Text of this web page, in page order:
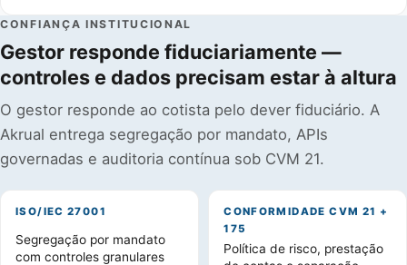
CONFIANÇA INSTITUCIONAL
Gestor responde fiduciariamente —
controles e dados precisam estar à altura
O gestor responde ao cotista pelo dever fiduciário. A
Akrual entrega segregação por mandato, APIs
governadas e auditoria contínua sob CVM 21.
ISO/IEC 27001
Segregação por mandato
com controles granulares
CONFORMIDADE CVM 21 +
175
Política de risco, prestação